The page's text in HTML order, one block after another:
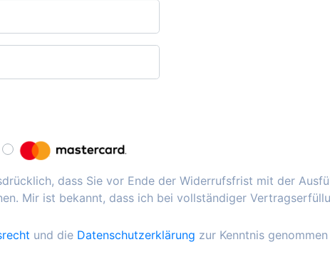
dass Sie vor Ende der Widerrufsfrist mit der
Mir ist bekannt, dass ich bei vollständiger
und die Datenschutzerklärung zur Kenntnis genommen